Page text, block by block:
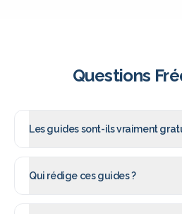
Questions
Les guides sont-ils vraiment
Qui rédige ces guides ?